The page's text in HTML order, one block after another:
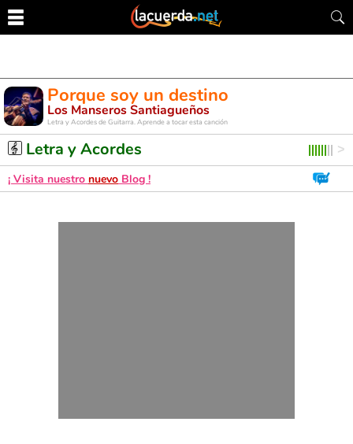
Porque soy un destino
Los Manseros Santiagueños
Letra y Acordes de Guitarra. Aprende a tocar esta canción
Letra y Acordes
¡ Visita nuestro nuevo Blog !